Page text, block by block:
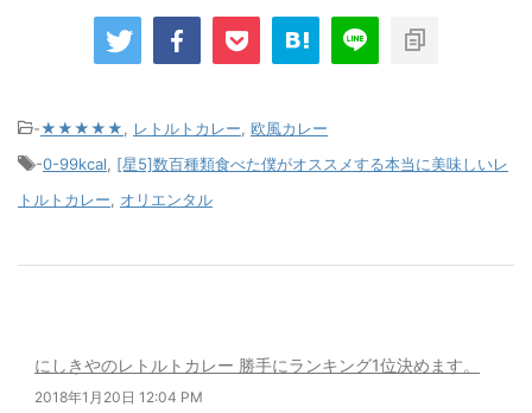
-★★★★★, レトルトカレー, 欧風カレー
-0-99kcal, [星5]数百種類食べた僕がオススメする本当に美味しいレ
トルトカレー, オリエンタル
にしきやのレトルトカレー 勝手にランキング1位決めます。
2018年1月20日 12:04 PM